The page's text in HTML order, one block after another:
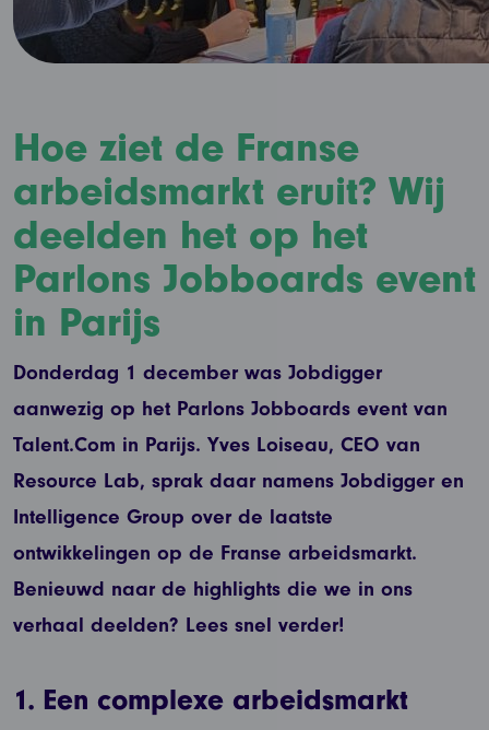
Hoe ziet de Franse
arbeidsmarkt eruit? Wij
deelden het op het
Parlons Jobboards event
in Parijs
Donderdag 1 december was Jobdigger
aanwezig op het Parlons Jobboards event van
Talent.Com in Parijs. Yves Loiseau, CEO van
Resource Lab, sprak daar namens Jobdigger en
Intelligence Group over de laatste
ontwikkelingen op de Franse arbeidsmarkt.
Benieuwd naar de highlights die we in ons
verhaal deelden? Lees snel verder!
1. Een complexe arbeidsmarkt